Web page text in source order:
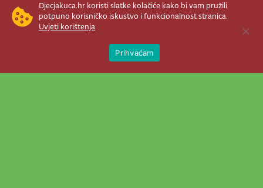
Djecjakuca.hr koristi slatke kolačiće kako bi vam pružili
potpuno korisničko iskustvo i funkcionalnost stranica.
Uvjeti korištenja
Prihvaćam